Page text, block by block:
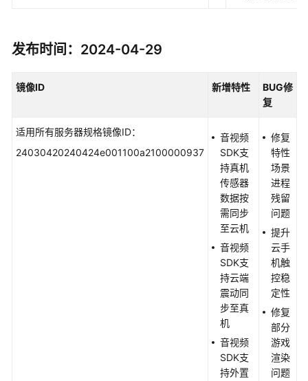
发布时间：2024-04-29
镜像ID 新增特性 BUG修
复
适用所有服务器规格镜像ID：
24030420240424e001100a2100000937
音视频
SDK支
持真机
传感器
数据按
需同步
至云机
音视频
SDK支
持云端
震动同
步至真
机
音视频
SDK支
持外置
修复
特性
场景
进程
残留
问题
提升
云手
机触
控稳
定性
修复
部分
游戏
渲染
问题